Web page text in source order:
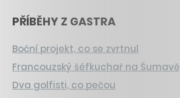
PŘÍBĚHY Z GASTRA
Boční projekt, co se zvrtnul
Francouzský šéfkuchař na Šumavě
Dva golfisti, co pečou